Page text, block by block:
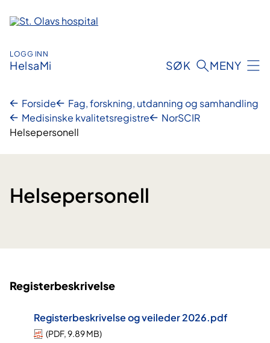
innhold
LOGG INN
HelsaMi SØK MENY
Forside
Fag, forskning, utdanning og samhandling
Medisinske kvalitetsregistre
NorSCIR
Helsepersonell
Helsepersonell
Registerbeskrivelse
Registerbeskrivelse og veileder 2026.pdf
(PDF,9.89 MB)